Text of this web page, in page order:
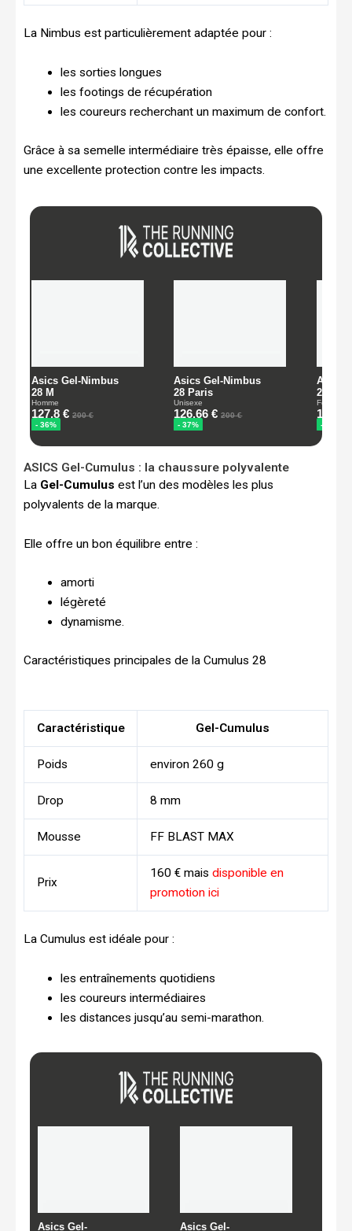
La Nimbus est particulièrement adaptée pour :
les sorties longues
les footings de récupération
les coureurs recherchant un maximum de confort.
Grâce à sa semelle intermédiaire très épaisse, elle offre
une excellente protection contre les impacts.
ASICS Gel-Cumulus : la chaussure polyvalente
La Gel-Cumulus est l’un des modèles les plus
polyvalents de la marque.
Elle offre un bon équilibre entre :
amorti
légèreté
dynamisme.
Caractéristiques principales de la Cumulus 28
Caractéristique Gel-Cumulus
Poids environ 260 g
Drop 8 mm
Mousse FF BLAST MAX
Prix
160 € mais disponible en
promotion ici
La Cumulus est idéale pour :
les entraînements quotidiens
les coureurs intermédiaires
les distances jusqu’au semi-marathon.